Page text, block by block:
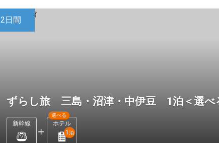
2日間
ずらし旅 三島・沼津・中伊豆 1泊＜選べ
新幹線 ホテル
選べる
1 泊